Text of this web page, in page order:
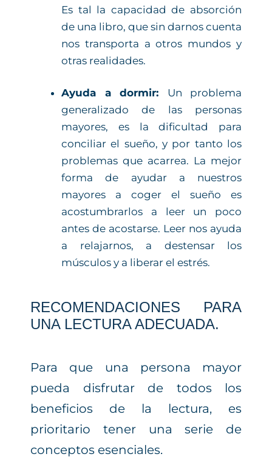
Es tal la capacidad de absorción
de una libro, que sin darnos cuenta
nos transporta a otros mundos y
otras realidades.
Ayuda a dormir: Un problema
generalizado de las personas
mayores, es la dificultad para
conciliar el sueño, y por tanto los
problemas que acarrea. La mejor
forma de ayudar a nuestros
mayores a coger el sueño es
acostumbrarlos a leer un poco
antes de acostarse. Leer nos ayuda
a relajarnos, a destensar los
músculos y a liberar el estrés.
RECOMENDACIONES PARA
UNA LECTURA ADECUADA.
Para que una persona mayor
pueda disfrutar de todos los
beneficios de la lectura, es
prioritario tener una serie de
conceptos esenciales.